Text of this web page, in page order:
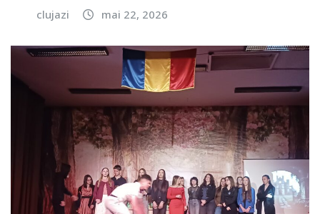
clujazi mai 22, 2026